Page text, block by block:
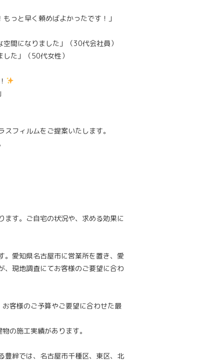
っと早く頼めばよかったです！」
間になりました」（30代会社員）
た」（50代女性）
フィルムをご提案いたします。
ます。ご自宅の状況や、求める効果に
。愛知県名古屋市に営業所を置き、愛
、現地調査にてお客様のご要望に合わ
客様のご予算やご要望に合わせた最
の施工実績があります。
豊絆では、名古屋市千種区、東区、北